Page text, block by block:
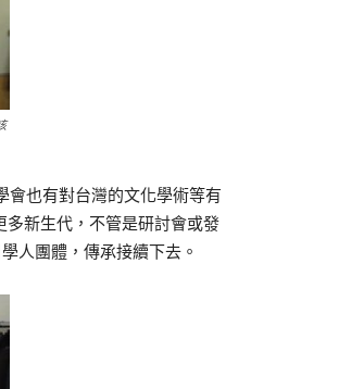
會也有對台灣的文化學術等有
新生代，不管是研討會或發
人團體，傳承接續下去。